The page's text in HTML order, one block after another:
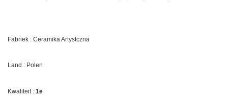
Fabriek : Ceramika Artystczna
Land : Polen
Kwaliteit : 1e